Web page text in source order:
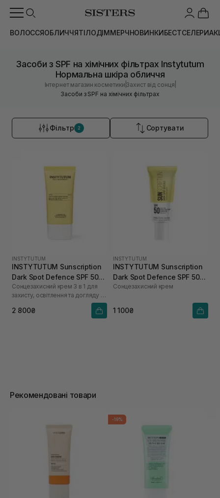
ВОЛОССЯОБЛИЧЧЯТІЛОДІММЕРЧНОВИНКИБЕСТСЕЛЕРИ
Засоби з SPF на хімічних фільтрах Instytutum
Нормальна шкіра обличчя
Інтернет магазин косметики |Захист від сонця
Засоби з SPF на хімічних фільтрах
Фільтр 2 Сортувати
INSTYTUTUM
INSTYTUTUM Sunscription
Dark Spot Defence SPF 50
NEW 50 мл
Сонцезахисний крем 3 в 1 для
захисту, освітлення та догляду за
2 800₴
INSTYTUTUM
INSTYTUTUM Sunscription
Dark Spot Defence SPF 50
10 мл
Сонцезахисний крем
1 100₴
Рекомендовані товари
-19%